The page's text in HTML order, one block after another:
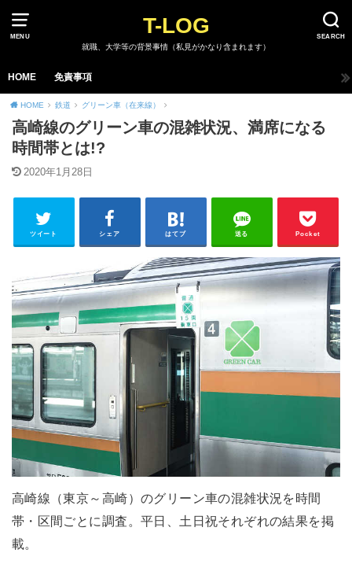
MENU SEARCH
T-LOG
就職、大学等の背景事情（私見がかなり含まれます）
HOME 免責事項
HOME 鉄道 グリーン車（在来線）
高崎線のグリーン車の混雑状況、満席になる
時間帯とは!?
2020年1月28日
ツイート シェア はてブ 送る Pocket
高崎線（東京～高崎）のグリーン車の混雑状況を時間
帯・区間ごとに調査。平日、土日祝それぞれの結果を掲
載。